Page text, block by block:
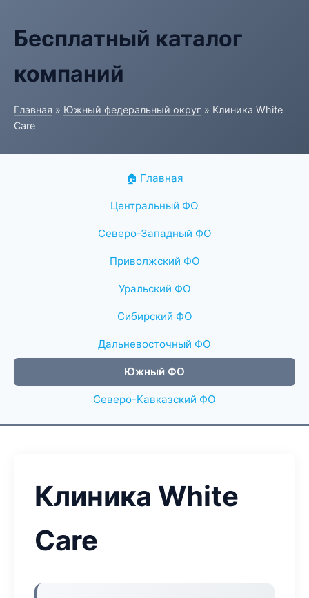
Бесплатный каталог
компаний
Главная » Южный федеральный округ » Клиника White
Care
🏠 Главная
Центральный ФО
Северо-Западный ФО
Приволжский ФО
Уральский ФО
Сибирский ФО
Дальневосточный ФО
Южный ФО
Северо-Кавказский ФО
Клиника White
Care